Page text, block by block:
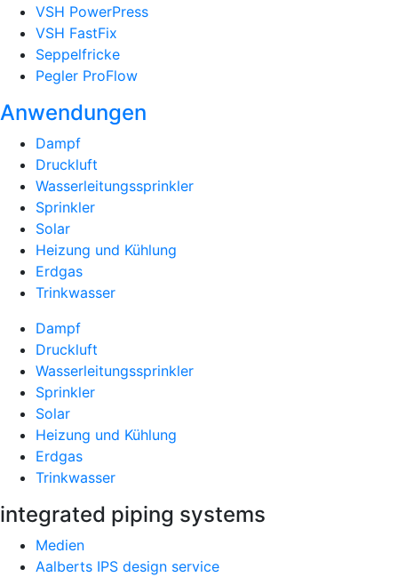
VSH PowerPress
VSH FastFix
Seppelfricke
Pegler ProFlow
Anwendungen
Dampf
Druckluft
Wasserleitungssprinkler
Sprinkler
Solar
Heizung und Kühlung
Erdgas
Trinkwasser
Dampf
Druckluft
Wasserleitungssprinkler
Sprinkler
Solar
Heizung und Kühlung
Erdgas
Trinkwasser
integrated piping systems
Medien
Aalberts IPS design service